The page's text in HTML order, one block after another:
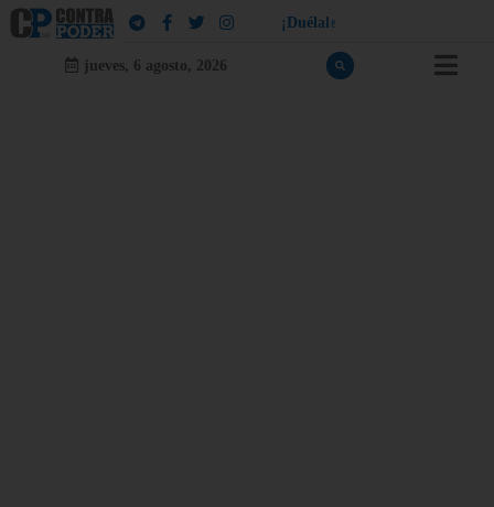
¡ Dué a e
jueves, 6 agosto, 2026